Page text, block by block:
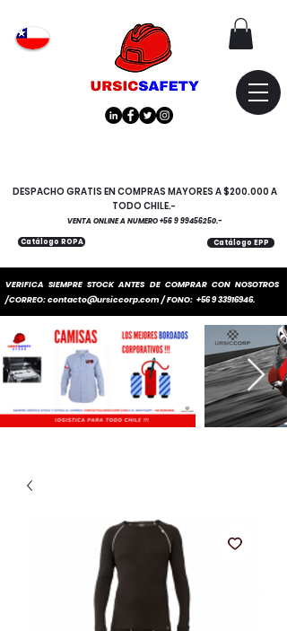
VERIFICA SIEMPRE STOCK ANTES DE COMPRAR CON NOSOTROS
/CORREO:contacto@ursiccorp.com/ FONO: +56 9 33916946.
Catálogo EPP
Catálogo ROPA
DESPACHO GRATIS EN COMPRAS MAYORES A $200.000 A
TODO CHILE.-
VENTA ONLINE A NUMERO+56 9 99456250.-